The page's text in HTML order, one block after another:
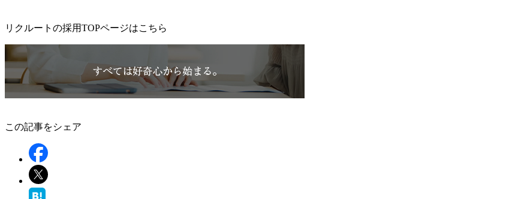
リクルートの採用TOPページはこちら
この記事をシェア